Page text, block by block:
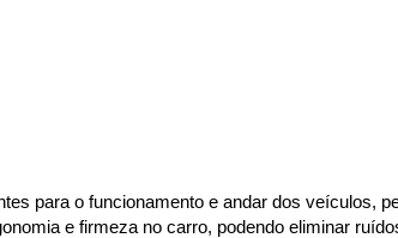
para o funcionamento e andar dos veículos,
e firmeza no carro, podendo eliminar